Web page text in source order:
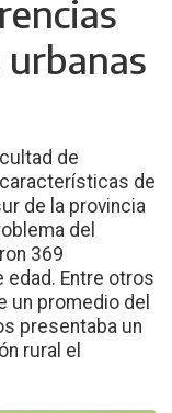
de
de
de la provincia
del
369
edad. Entre otros
un promedio del
presentaba un
rural el